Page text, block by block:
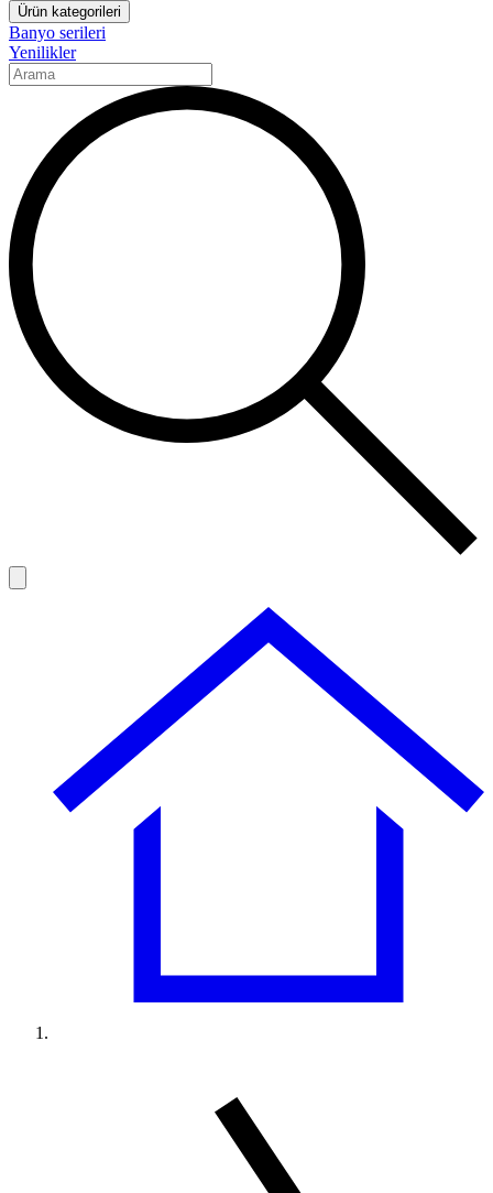
Ürün kategorileri
Banyo serileri
Yenilikler